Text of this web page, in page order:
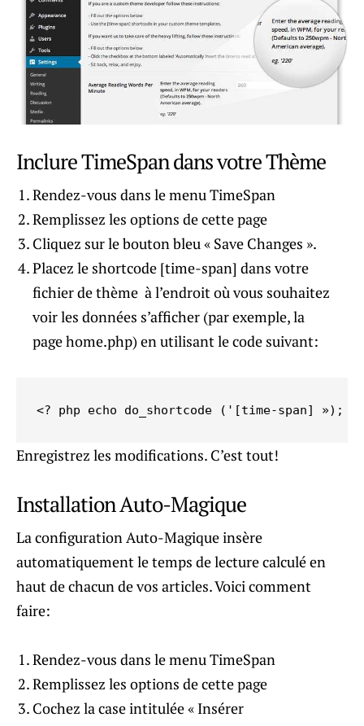
Inclure TimeSpan dans votre Thème
Rendez-vous dans le menu TimeSpan
Remplissez les options de cette page
Cliquez sur le bouton bleu « Save Changes ».
Placez le shortcode [time-span] dans votre
fichier de thème à l’endroit où vous souhaitez
voir les données s’afficher (par exemple, la
page home.php) en utilisant le code suivant:
<? php echo do_shortcode ('[time-span] »);
Enregistrez les modifications. C’est tout!
Installation Auto-Magique
La configuration Auto-Magique insère
automatiquement le temps de lecture calculé en
haut de chacun de vos articles. Voici comment
faire:
Rendez-vous dans le menu TimeSpan
Remplissez les options de cette page
Cochez la case intitulée « Insérer